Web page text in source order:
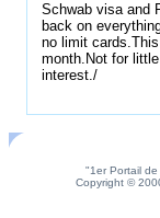
Schwab visa and
back on
no limit
month.Not for
interest./
"1er Portail
Copyright ©